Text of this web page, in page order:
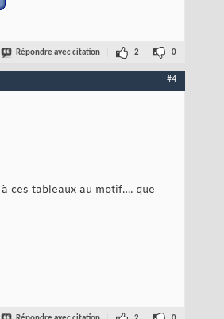
Répondre avec citation 2 0
#4
à ces tableaux au motif…. que